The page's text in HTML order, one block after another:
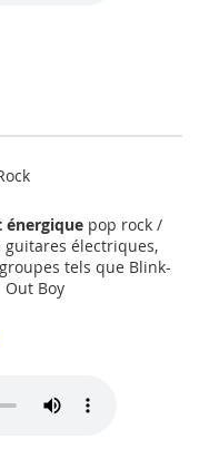
pop rock /
guitares électriques,
tels que Blink-
Out Boy